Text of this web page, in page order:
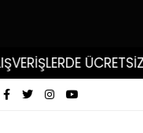
ÜCRETSİZ